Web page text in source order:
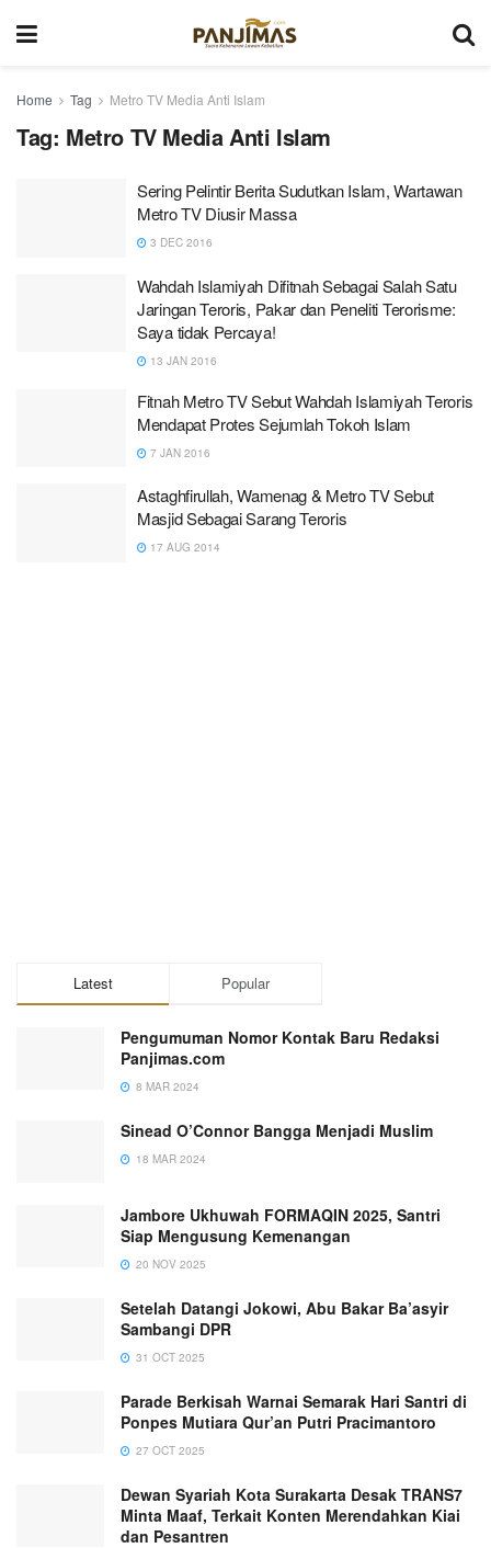
Home Tag Metro TV Media Anti Islam
Tag: Metro TV Media Anti Islam
Sering Pelintir Berita Sudutkan Islam, Wartawan
Metro TV Diusir Massa
3 DEC 2016
Wahdah Islamiyah Difitnah Sebagai Salah Satu
Jaringan Teroris, Pakar dan Peneliti Terorisme:
Saya tidak Percaya!
13 JAN 2016
Fitnah Metro TV Sebut Wahdah Islamiyah Teroris
Mendapat Protes Sejumlah Tokoh Islam
7 JAN 2016
Astaghfirullah, Wamenag & Metro TV Sebut
Masjid Sebagai Sarang Teroris
17 AUG 2014
Latest Popular
Pengumuman Nomor Kontak Baru Redaksi
Panjimas.com
8 MAR 2024
Sinead O’Connor Bangga Menjadi Muslim
18 MAR 2024
Jambore Ukhuwah FORMAQIN 2025, Santri
Siap Mengusung Kemenangan
20 NOV 2025
Setelah Datangi Jokowi, Abu Bakar Ba’asyir
Sambangi DPR
31 OCT 2025
Parade Berkisah Warnai Semarak Hari Santri di
Ponpes Mutiara Qur’an Putri Pracimantoro
27 OCT 2025
Dewan Syariah Kota Surakarta Desak TRANS7
Minta Maaf, Terkait Konten Merendahkan Kiai
dan Pesantren